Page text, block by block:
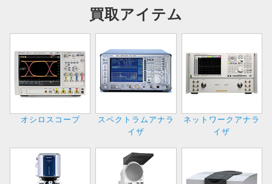
買取アイテム
オシロスコープ
スペクトラムアナラ
イザ
ネットワークアナラ
イザ